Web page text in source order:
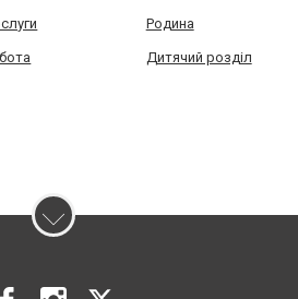
Родина
Дитячий розділ